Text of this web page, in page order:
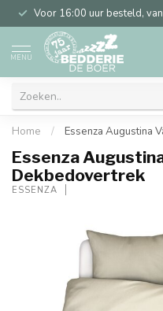
Voor 16:00 uur besteld,
MENU
Home / Essenza Augustina
Essenza
Dekbedovertrek
ESSENZA